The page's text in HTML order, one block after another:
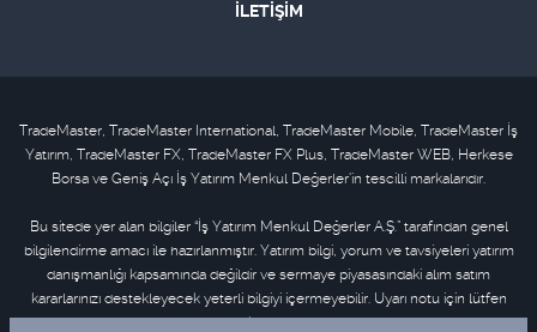
İLETİŞİM
TradeMaster, TradeMaster International, TradeMaster Mobile, TradeMaster İş
Yatırım, TradeMaster FX, TradeMaster FX Plus, TradeMaster WEB, Herkese
Borsa ve Geniş Açı İş Yatırım Menkul Değerler'in tescilli markalarıdır.
Bu sitede yer alan bilgiler “İş Yatırım Menkul Değerler A.Ş.” tarafından genel
bilgilendirme amacı ile hazırlanmıştır. Yatırım bilgi, yorum ve tavsiyeleri yatırım
danışmanlığı kapsamında değildir ve sermaye piyasasındaki alım satım
kararlarınızı destekleyecek yeterli bilgiyi içermeyebilir. Uyarı notu için lütfen
tıklayınız.